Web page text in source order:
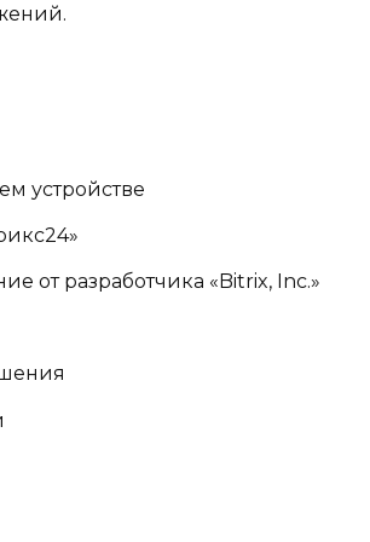
устройстве
от разработчика «Bitrix, Inc.»